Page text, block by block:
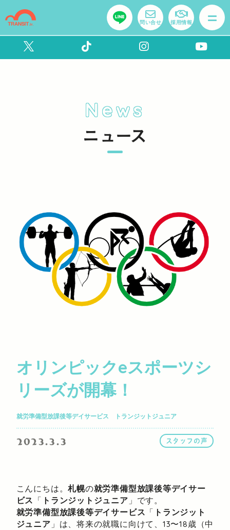
問い合せ 採用情報
News
ニュース
オリンピックeスポーツシ
リーズが開幕！
就労準備型放課後等デイサービス トランジットジュニア
2023.3.3 スタッフの声
こんにちは。札幌の就労準備型放課後等デイサー
ビス 「 トランジットジュニア 」です。
就労準備型放課後等デイサービス 「 トランジット
ジュニア 」は、将来の就職に向けて、13〜18歳（中